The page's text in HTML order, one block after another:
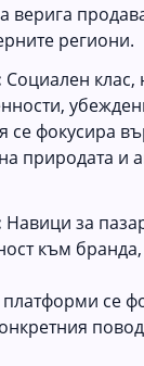
верига
региони.
Социален клас,
фокусира
природата и
Навици за
към
се